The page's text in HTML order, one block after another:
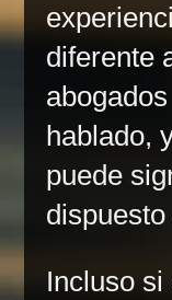
diferente
hablado,
puede
Incluso si